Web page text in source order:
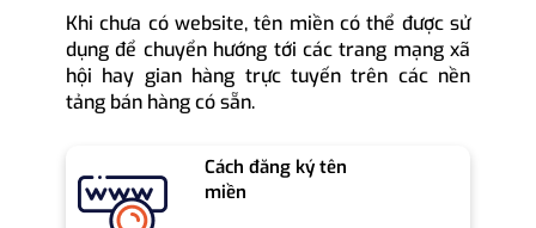
Khi chưa có website, tên miền có thể được sử
dụng để chuyển hướng tới các trang mạng xã
hội hay gian hàng trực tuyến trên các nền
tảng bán hàng có sẵn.
Cách đăng ký tên
miền